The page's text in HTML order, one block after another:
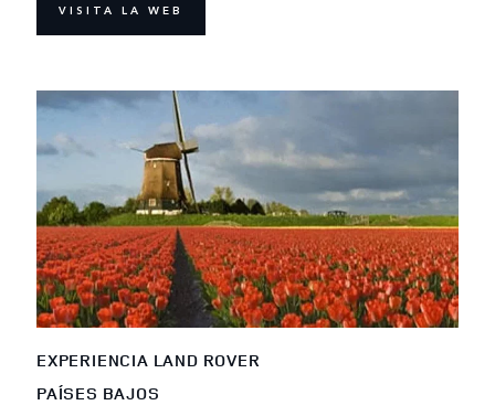
VISITA LA WEB
EXPERIENCIA LAND ROVER
PAÍSES BAJOS